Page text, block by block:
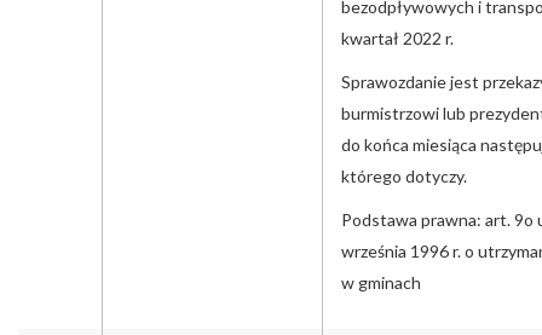
bezodpływowych i
kwartał 2022 r.
Sprawozdanie jest
burmistrzowi lub
do końca miesiąca
którego dotyczy.
Podstawa prawna: art. 9o
września 1996 r. o
w gminach